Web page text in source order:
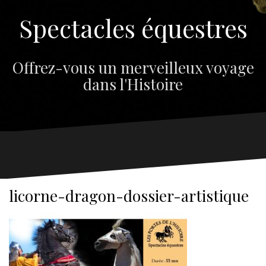
Spectacles équestres
Offrez-vous un merveilleux voyage
dans l'Histoire
licorne-dragon-dossier-artistique